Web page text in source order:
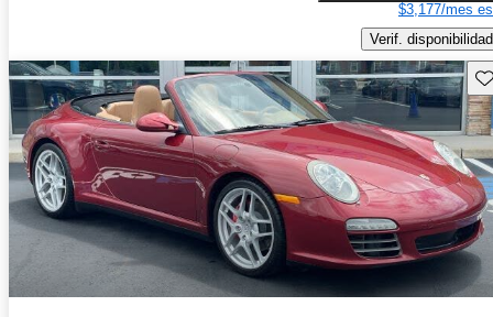
$3,177/mes
Verif. disponibilidad